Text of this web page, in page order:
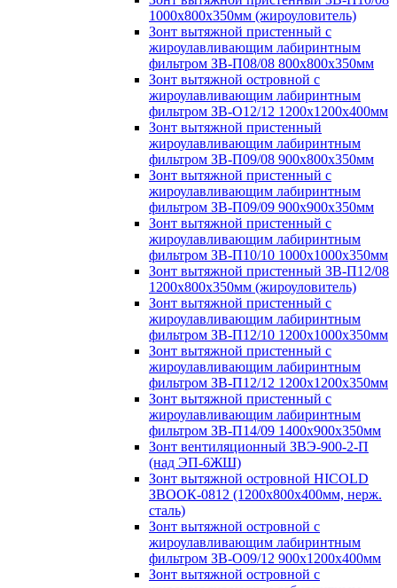
1000х800х350мм (жироуловитель)
Зонт вытяжной пристенный с
жироулавливающим лабиринтным
фильтром ЗВ-П08/08 800х800х350мм
Зонт вытяжной островной с
жироулавливающим лабиринтным
фильтром ЗВ-О12/12 1200х1200х400мм
Зонт вытяжной пристенный
жироулавливающим лабиринтным
фильтром ЗВ-П09/08 900х800х350мм
Зонт вытяжной пристенный с
жироулавливающим лабиринтным
фильтром ЗВ-П09/09 900х900х350мм
Зонт вытяжной пристенный с
жироулавливающим лабиринтным
фильтром ЗВ-П10/10 1000х1000х350мм
Зонт вытяжной пристенный ЗВ-П12/08
1200х800х350мм (жироуловитель)
Зонт вытяжной пристенный с
жироулавливающим лабиринтным
фильтром ЗВ-П12/10 1200х1000х350мм
Зонт вытяжной пристенный с
жироулавливающим лабиринтным
фильтром ЗВ-П12/12 1200х1200х350мм
Зонт вытяжной пристенный с
жироулавливающим лабиринтным
фильтром ЗВ-П14/09 1400х900х350мм
Зонт вентиляционный ЗВЭ-900-2-П
(над ЭП-6ЖШ)
Зонт вытяжной островной HICOLD
ЗВООК-0812 (1200х800x400мм, нерж.
сталь)
Зонт вытяжной островной с
жироулавливающим лабиринтным
фильтром ЗВ-О09/12 900х1200х400мм
Зонт вытяжной островной с